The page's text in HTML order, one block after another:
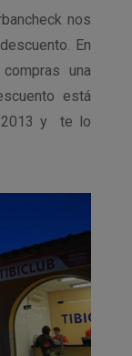
nos
En
una
está
2013 y te lo